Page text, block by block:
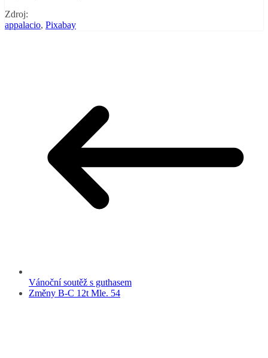
Zdroj:
appalacio, Pixabay
Vánoční soutěž s guthasem
Změny B-C 12t Mle. 54